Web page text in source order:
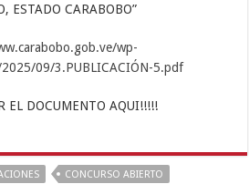
ESTADO CARABOBO”
wp-
09/3.PUBLICACIÓN-5.pdf
EL DOCUMENTO AQUI!!!!!
CONCURSO ABIERTO